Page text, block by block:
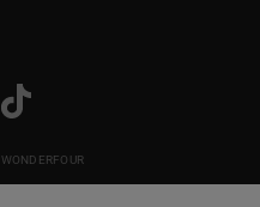
WONDERFOUR